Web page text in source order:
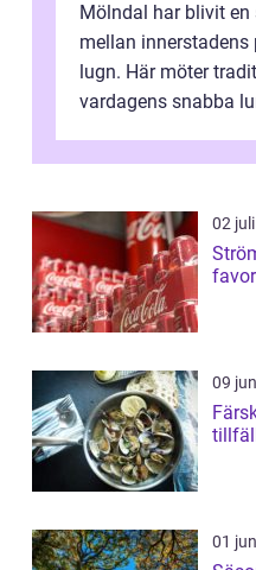
Mölndal har blivit
mellan
lugn. Här möter
vardagens snabba
02
09
01